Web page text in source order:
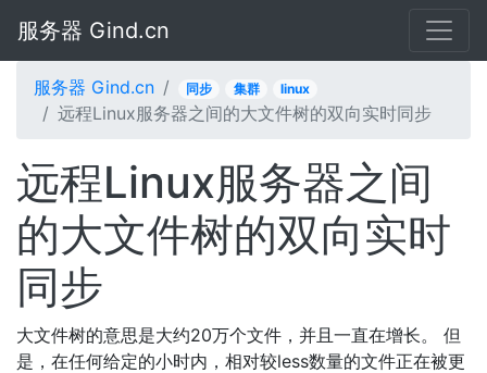
服务器 Gind.cn
服务器 Gind.cn 同步 集群 linux
远程Linux服务器之间的大文件树的双向实时同步
远程Linux服务器之间
的大文件树的双向实时
同步
大文件树的意思是大约20万个文件，并且一直在增长。 但
是，在任何给定的小时内，相对较less数量的文件正在被更